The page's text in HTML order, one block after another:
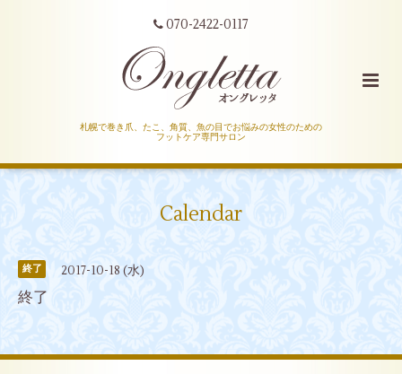
070-2422-0117
札幌で巻き爪、たこ、角質、魚の目でお悩みの女性のための
フットケア専門サロン
Calendar
終了 2017-10-18 (水)
終了